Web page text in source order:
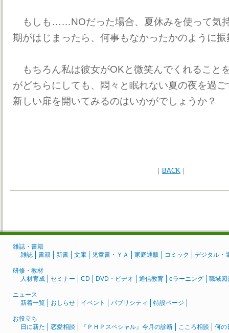
もしも……NOだった場合、夏休みを使って気
期がはじまったら、何事もなかったかのように
もちろん私は彼女がOKと微笑んでくれること
がどちらにしても、悶々と眠れない夏の夜を過
新しい扉を開いてみるのはいかがでしょうか？
｜ BACK ｜
雑誌・書籍
雑誌
書籍 新書 文庫 児童書・ＹＡ 家庭通販 コミック デジタル・
研修・教材
人材育成
セミナー CD DVD・ビデオ 通信教育 eラーニング 職域図
ニュース
新着一覧
おしらせ イベント パブリシティ 特設ページ
お役立ち
日に新た
恋愛相談 『ＰＨＰスペシャル』今月の診断 こころ相談 何の